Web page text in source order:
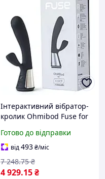
Інтерактивний вібратор-
кролик Ohmibod Fuse for
gigante.com.ua
Готово до відправки
від493₴/міс
4 929.15₴
7 248.75 ₴